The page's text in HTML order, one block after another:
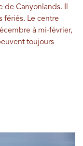
Canyonlands. Il
fériés. Le centre
à mi-février,
toujours